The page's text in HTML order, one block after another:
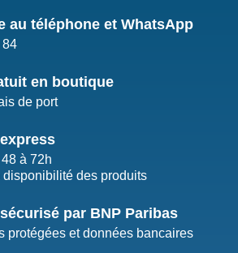
au téléphone et WhatsApp
84
en boutique
de port
à 72h
disponibilité des produits
par BNP Paribas
protégées et données bancaires